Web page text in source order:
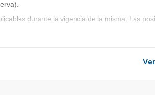
durante la vigencia de la misma. Las